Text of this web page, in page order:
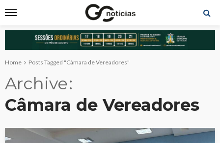
Home Posts Tagged "Câmara de Vereadores"
Archive
Câmara de Vereadores